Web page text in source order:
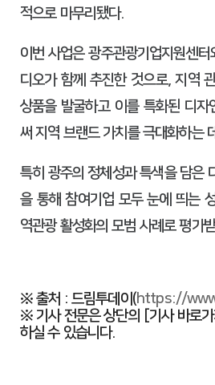
적으로 마무리됐다.
이번 사업은 광주관광기업지원센
디오가 함께 추진한 것으로, 지역
상품을 발굴하고 이를 특화된 디자
써 지역 브랜드 가치를 극대화하는
특히 광주의 정체성과 특색을 담은
을 통해 참여기업 모두 눈에 띄는
역관광 활성화의 모범 사례로 평가
※ 출처 : 드림투데이(https://
※ 기사 전문은 상단의 [기사 바로
하실 수 있습니다.